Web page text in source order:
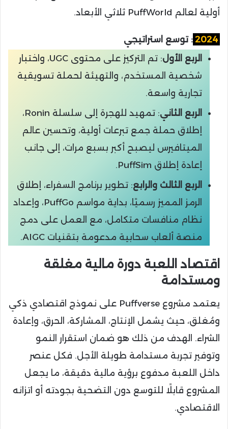
أولية لعالم PuffWorld ثلاثي الأبعاد.
2024 : توسع استراتيجي
الربع الأول
: تم التركيز على محتوى UGC، واختبار
شخصية المستخدم، والتهيئة لحملة تسويقية
تجارية واسعة.
الربع الثاني
: تمهيد للهجرة إلى سلسلة Ronin،
إطلاق حملة جمع تبرعات أولية، وتحسين عالم
الميتافيرس ليصبح أكبر بسبع مرات، إلى جانب
إعادة إطلاق PuffSim.
الربع الثالث والرابع: تطوير برنامج السفراء، إطلاق
الرمز المميز رسميًا، بداية مواسم PuffGo، وإعداد
نظام منافسات متكامل، مع العمل على دمج
منصة ألعاب سحابية مدعومة بتقنيات AIGC.
اقتصاد اللعبة دورة مالية مغلقة
ومستدامة
يعتمد مشروع Puffverse على نموذج اقتصادي ذكي
ومُغلق، حيث يشمل الإنتاج، المشاركة، الحرق، وإعادة
الشراء. الهدف من ذلك هو ضمان استقرار النمو
وتوفير تجربة مستدامة طويلة الأجل. فكل عنصر
داخل اللعبة مدفوع برؤية مالية دقيقة، ما يجعل
المشروع قابلًا للتوسع دون التضحية بجودته أو اتزانه
الاقتصادي.